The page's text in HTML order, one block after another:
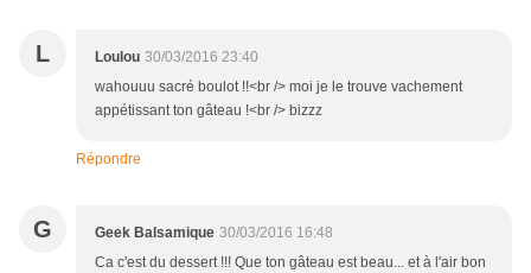
L Loulou 30/03/2016 23:40
wahouuu sacré boulot !!<br /> moi je le trouve vachement
appétissant ton gâteau !<br /> bizzz
Répondre
G Geek Balsamique 30/03/2016 16:48
Ca c'est du dessert !!! Que ton gâteau est beau... et à l'air bon